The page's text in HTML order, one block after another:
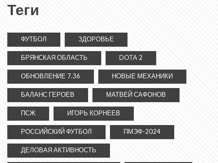
Теги
ФУТБОЛ ЗДОРОВЬЕ
БРЯНСКАЯ ОБЛАСТЬ DOTA 2
ОБНОВЛЕНИЕ 7.36 НОВЫЕ МЕХАНИКИ
БАЛАНС ГЕРОЕВ МАТВЕЙ САФОНОВ
ПСЖ ИГОРЬ КОРНЕЕВ
РОССИЙСКИЙ ФУТБОЛ ПМЭФ-2024
ДЕЛОВАЯ АКТИВНОСТЬ